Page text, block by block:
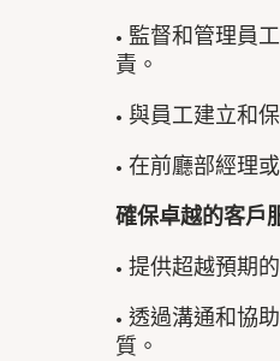
• 監督和管理員
責。
• 與員工建立和
• 在前廳部經理
確保卓越的客戶
• 提供超越預期
• 透過溝通和協
質。